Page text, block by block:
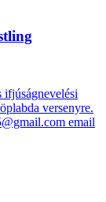
versenyre.
email